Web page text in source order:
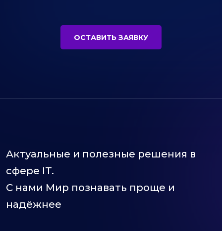
ОСТАВИТЬ ЗАЯВКУ
Актуальные и полезные решения в
сфере IT.
С нами Мир познавать проще и
надёжнее